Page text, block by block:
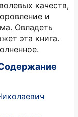
качеств,
и
Овладеть
эта книга.